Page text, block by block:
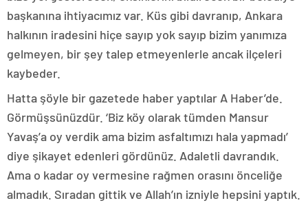
başkanına ihtiyacımız var. Küs gibi davranıp, Ankara
halkının iradesini hiçe sayıp yok sayıp bizim yanımıza
gelmeyen, bir şey talep etmeyenlerle ancak ilçeleri
kaybeder.
Hatta şöyle bir gazetede haber yaptılar A Haber’de.
Görmüşsünüzdür. ‘Biz köy olarak tümden Mansur
Yavaş’a oy verdik ama bizim asfaltımızı hala yapmadı’
diye şikayet edenleri gördünüz. Adaletli davrandık.
Ama o kadar oy vermesine rağmen orasını önceliğe
almadık. Sıradan gittik ve Allah’ın izniyle hepsini yaptık.